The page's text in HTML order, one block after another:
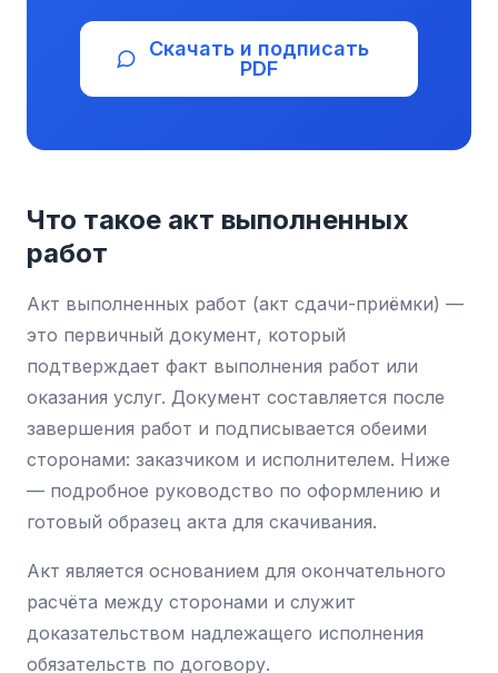
Скачать и подписать
PDF
Что такое акт выполненных
работ
Акт выполненных работ (акт сдачи-приёмки) —
это первичный документ, который
подтверждает факт выполнения работ или
оказания услуг. Документ составляется после
завершения работ и подписывается обеими
сторонами: заказчиком и исполнителем. Ниже
— подробное руководство по оформлению и
готовый образец акта для скачивания.
Акт является основанием для окончательного
расчёта между сторонами и служит
доказательством надлежащего исполнения
обязательств по договору.